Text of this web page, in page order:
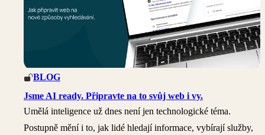
BLOG
Jsme AI ready. Připravte na to svůj web i vy.
Umělá inteligence už dnes není jen technologické téma.
Postupně mění i to, jak lidé hledají informace, vybírají služby,